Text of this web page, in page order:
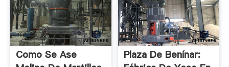
Como Se Ase
Plaza De Benínar: